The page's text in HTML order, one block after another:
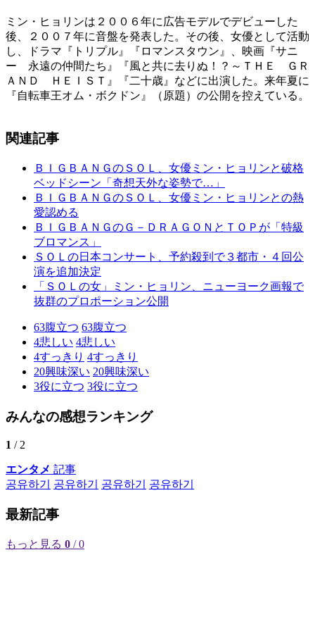
ミン・ヒョリンは２００６年に広告モデルでデビューした
後、２００７年に音盤を発表した。その後、女優として活動
し、ドラマ『トリプル』『ロマンスタウン』、映画『サニ
ー 永遠の仲間たち』『風と共に去りぬ！？～ＴＨＥ ＧＲ
ＡＮＤ ＨＥＩＳＴ』『二十歳』などに出演した。来年夏に
『自転車王オム・ボクドン』（原題）の公開を控えている。
関連記事
ＢＩＧＢＡＮＧのＳＯＬ、女優ミン・ヒョリンと破格
ベッドシーン「奇想天外な姿勢で…」
ＢＩＧＢＡＮＧのＳＯＬ、女優ミン・ヒョリンとの熱
愛認める
ＢＩＧＢＡＮＧのＧ－ＤＲＡＧＯＮとＴＯＰが「特級
ブロマンス」
ＳＯＬの日本コンサート、予約殺到で３都市・４回公
演を追加決定
「ＳＯＬの女」ミン・ヒョリン、ニューヨーク画報で
抜群のプロポーション公開
63腹立つ 63腹立つ
4悲しい 4悲しい
4すっきり 4すっきり
20興味深い 20興味深い
3役に立つ 3役に立つ
みんなの感想ランキング
1 / 2
エンタメ 記事
공유하기
공유하기 공유하기 공유하기
最新記事
もっと見る 0 / 0